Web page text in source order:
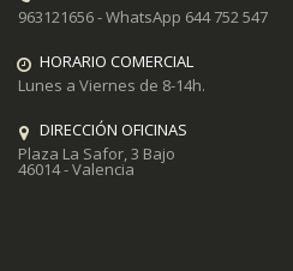
963121656 - WhatsApp 644 752 547
HORARIO COMERCIAL
Lunes a Viernes de 8-14h.
DIRECCIÓN OFICINAS
Plaza La Safor, 3 Bajo
46014 - Valencia